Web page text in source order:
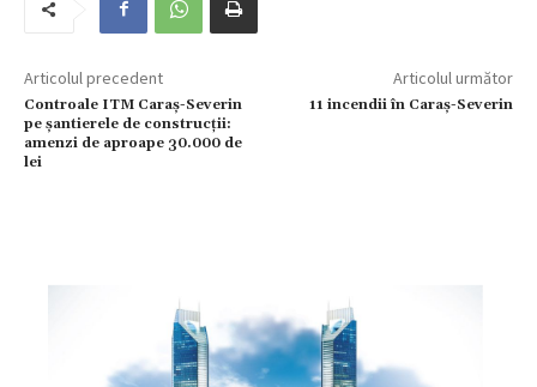
Articolul precedent
Controale ITM Caraș-Severin
pe șantierele de construcții:
amenzi de aproape 30.000 de
lei
Articolul următor
11 incendii în Caraș-Severin